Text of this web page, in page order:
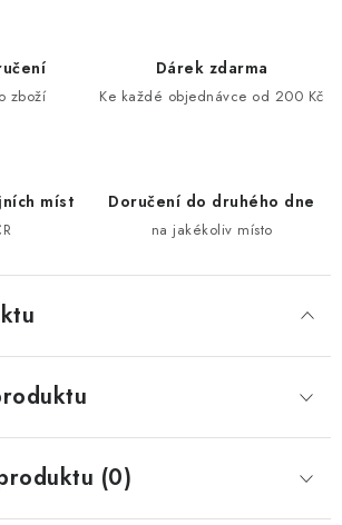
zboží
Dárek zdarma
Ke každé objednávce od 200 Kč
míst Doručení do druhého dne
na jakékoliv místo
(0)